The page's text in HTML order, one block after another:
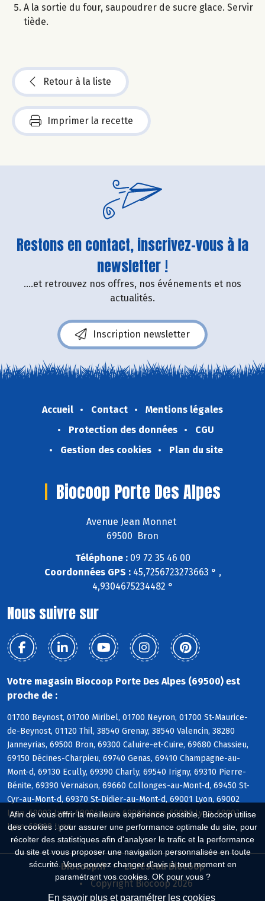
Afin de vous offrir la meilleure expérience possible, Biocoop utilise
des cookies : pour assurer une performance optimale du site, pour
récolter des statistiques afin d'analyser le trafic et la performance
du site et vous proposer une navigation personnalisée en toute
sécurité. Vous pouvez changer d'avis à tout moment en
paramétrant vos cookies. OK pour vous ?
En savoir plus et paramétrer les cookies
A la sortie du four, saupoudrer de sucre glace. Servir
tiède.
Retour à la liste
Imprimer la recette
Restons en contact, inscrivez-vous à la
newsletter !
....et retrouvez nos offres, nos événements et nos
actualités.
Inscription newsletter
Accueil Contact
Mentions légales
Protection des données
CGU
Gestion des cookies
Plan du site
Biocoop Porte Des Alpes
Avenue Jean Monnet
69500 Bron
Téléphone :09 72 35 46 00
Coordonnées GPS :45,7256723273663 ° ,
4,9304675234482 °
Nous suivre sur
Votre magasin Biocoop Porte Des Alpes (69500) est
proche de :
01700 Beynost, 01700 Miribel, 01700 Neyron, 01700 St-Maurice-
de-Beynost, 01120 Thil, 38540 Grenay, 38540 Valencin, 38280
Janneyrias, 69500 Bron, 69300 Caluire-et-Cuire, 69680 Chassieu,
69150 Décines-Charpieu, 69740 Genas, 69410 Champagne-au-
Mont-d, 69130 Ecully, 69390 Charly, 69540 Irigny, 69310 Pierre-
Bénite, 69390 Vernaison, 69660 Collonges-au-Mont-d, 69450 St-
Cyr-au-Mont-d, 69370 St-Didier-au-Mont-d, 69001 Lyon, 69002
Lyon, 69003 Lyon, 69004 Lyon, 69005 Lyon, 69006 Lyon, 69007
Lyon, 69008 Lyon
Biocoop.fr
Le réseau Biocoop
Copyright Biocoop 2026